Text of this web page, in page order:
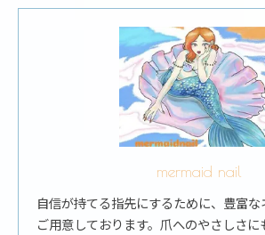
mermaid nail
自信が持てる指先にするために、豊富
ご用意しております。爪へのやさしさ